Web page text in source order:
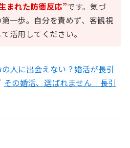
まれた防衛反応”です。気づ
一歩。自分を責めず、客観視
活用してください。
人に出会えない？婚活が長引
その婚活、選ばれません｜長引